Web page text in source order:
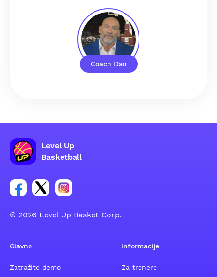
Coach Dan
Level Up
Basketball
Poveznica za Facebook grupu
Poveznica za Twitter grupu
Poveznica za Instagram grupu
© 2026 Level Up Basket Corp.
Glavno
Zatražite demo
Informacije
Za trenere